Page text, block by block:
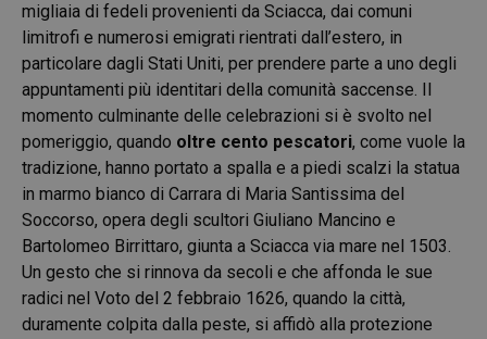
migliaia di fedeli provenienti da Sciacca, dai comuni
limitrofi e numerosi emigrati rientrati dall’estero, in
particolare dagli Stati Uniti, per prendere parte a uno degli
appuntamenti più identitari della comunità saccense. Il
momento culminante delle celebrazioni si è svolto nel
pomeriggio, quando oltre cento pescatori, come vuole la
tradizione, hanno portato a spalla e a piedi scalzi la statua
in marmo bianco di Carrara di Maria Santissima del
Soccorso, opera degli scultori Giuliano Mancino e
Bartolomeo Birrittaro, giunta a Sciacca via mare nel 1503.
Un gesto che si rinnova da secoli e che affonda le sue
radici nel Voto del 2 febbraio 1626, quando la città,
duramente colpita dalla peste, si affidò alla protezione